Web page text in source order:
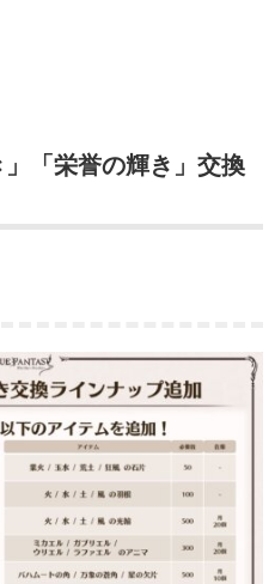
「栄誉の輝き」交換